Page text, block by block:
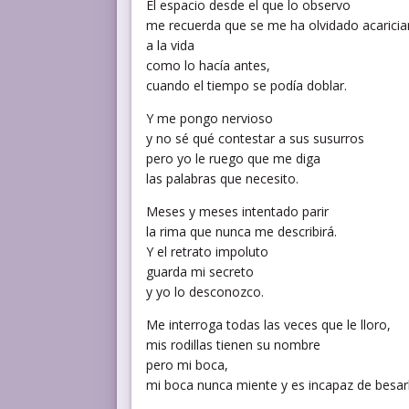
El espacio desde el que lo observo
me recuerda que se me ha olvidado
a la vida
como lo hacía antes,
cuando el tiempo se podía doblar.
Y me pongo nervioso
y no sé qué contestar a sus susurros
pero yo le ruego que me diga
las palabras que necesito.
Meses y meses intentado parir
la rima que nunca me describirá.
Y el retrato impoluto
guarda mi secreto
y yo lo desconozco.
Me interroga todas las veces que le lloro,
mis rodillas tienen su nombre
pero mi boca,
mi boca nunca miente y es incapaz de